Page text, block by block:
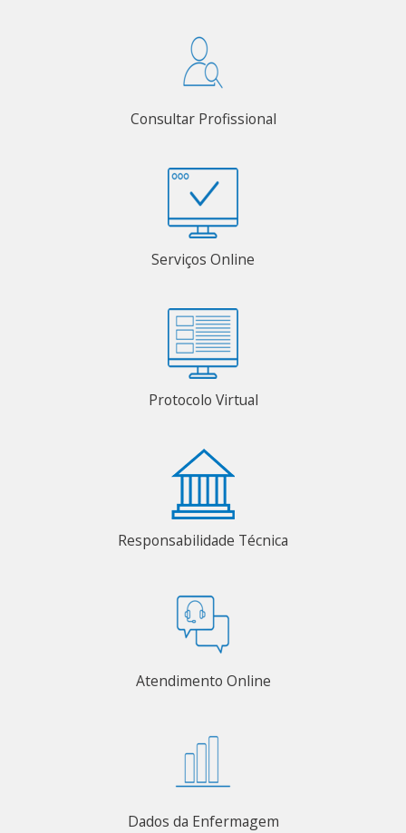
Consultar Profissional
Serviços Online
Protocolo Virtual
Responsabilidade Técnica
Atendimento Online
Dados da Enfermagem